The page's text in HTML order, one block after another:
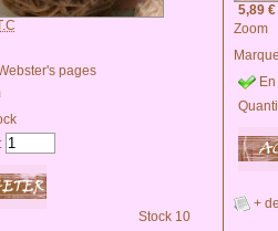
pages
Stock 10
5,89 €
Zoom
En
+